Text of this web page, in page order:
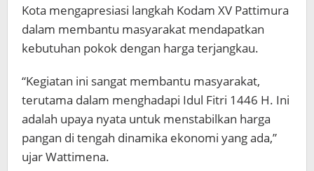
Kota mengapresiasi langkah Kodam XV Pattimura
dalam membantu masyarakat mendapatkan
kebutuhan pokok dengan harga terjangkau.
“Kegiatan ini sangat membantu masyarakat,
terutama dalam menghadapi Idul Fitri 1446 H. Ini
adalah upaya nyata untuk menstabilkan harga
pangan di tengah dinamika ekonomi yang ada,”
ujar Wattimena.